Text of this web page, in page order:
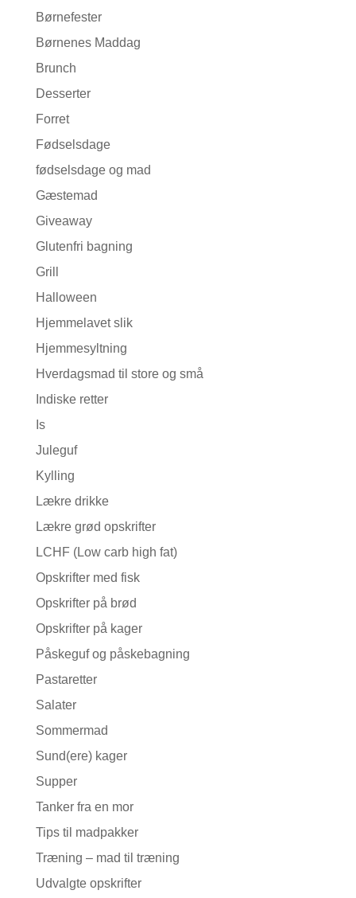
Børnefester
Børnenes Maddag
Brunch
Desserter
Forret
Fødselsdage
fødselsdage og mad
Gæstemad
Giveaway
Glutenfri bagning
Grill
Halloween
Hjemmelavet slik
Hjemmesyltning
Hverdagsmad til store og små
Indiske retter
Is
Juleguf
Kylling
Lækre drikke
Lækre grød opskrifter
LCHF (Low carb high fat)
Opskrifter med fisk
Opskrifter på brød
Opskrifter på kager
Påskeguf og påskebagning
Pastaretter
Salater
Sommermad
Sund(ere) kager
Supper
Tanker fra en mor
Tips til madpakker
Træning – mad til træning
Udvalgte opskrifter